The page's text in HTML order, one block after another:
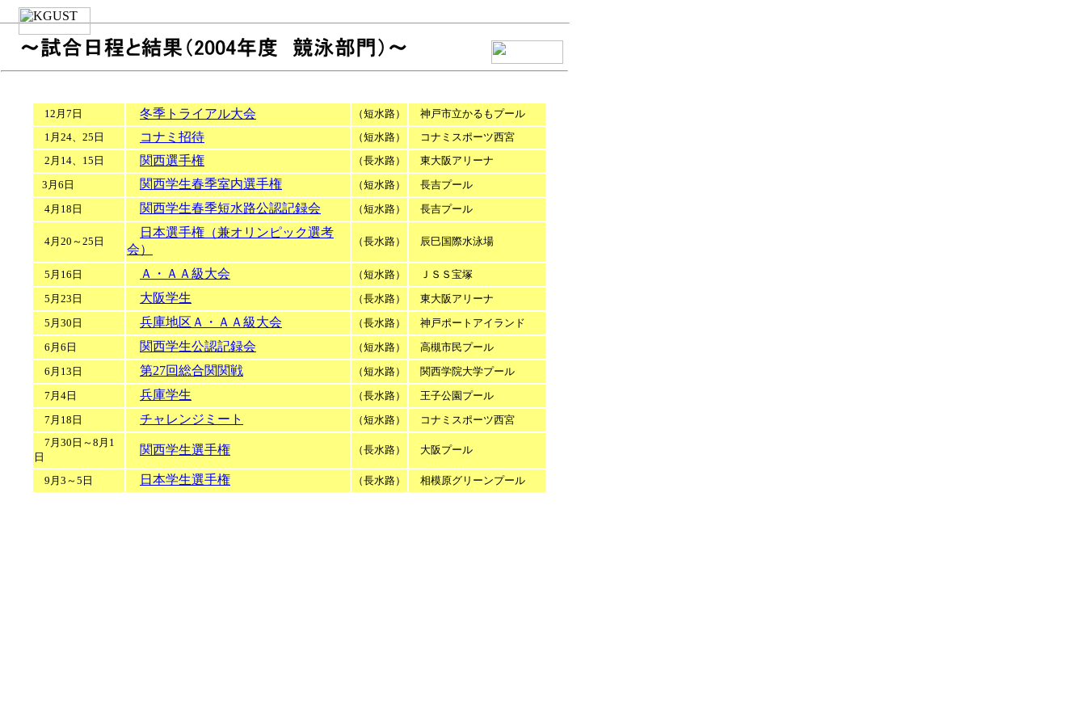
12月7日 冬季トライアル大会 （短水路）
神戸市立かるもプール
1月24、25日
コナミ招待 （短水路）
コナミスポーツ西宮
2月14、15日
関西選手権 （長水路）
東大阪アリーナ
3月6日
関西学生春季室内選手権 （短水路）
長吉プール
4月18日
関西学生春季短水路公認記録会 （短水路） 長吉プール
4月20～25日
日本選手権（兼オリンピック選考
会）
（長水路） 辰巳国際水泳場
5月16日 Ａ・ＡＡ級大会 （短水路）
ＪＳＳ宝塚
5月23日
大阪学生 （長水路）
東大阪アリーナ
5月30日
兵庫地区Ａ・ＡＡ級大会 （長水路）
神戸ポートアイランド
6月6日
関西学生公認記録会 （短水路）
高槻市民プール
6月13日
第27回総合関関戦 （短水路）
関西学院大学プール
7月4日
兵庫学生 （長水路）
王子公園プール
7月18日
チャレンジミート （短水路）
コナミスポーツ西宮
7月30日～8月1
日
関西学生選手権 （長水路） 大阪プール
9月3～5日 日本学生選手権 （長水路） 相模原グリーンプール